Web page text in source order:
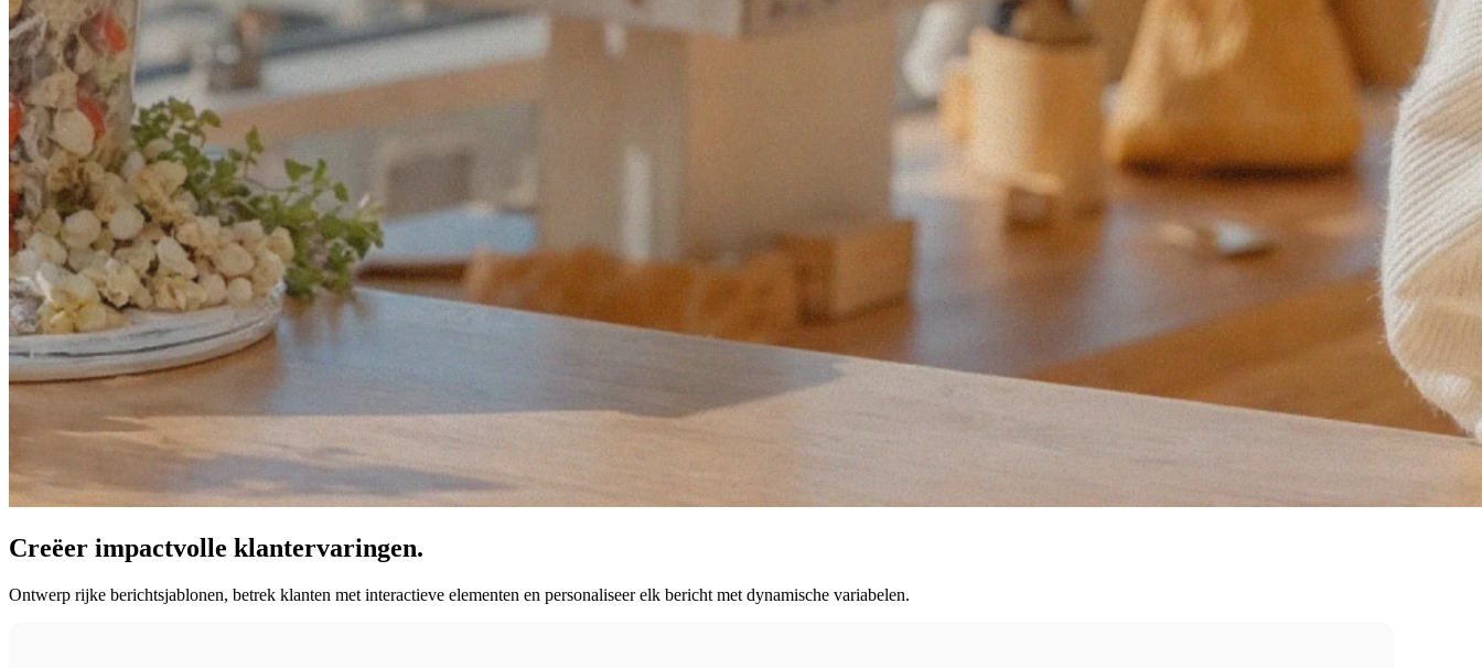
Creëer impactvolle klantervaringen.
Ontwerp rijke berichtsjablonen, betrek klanten met interactieve elementen en personaliseer elk bericht met dynamische variabelen.